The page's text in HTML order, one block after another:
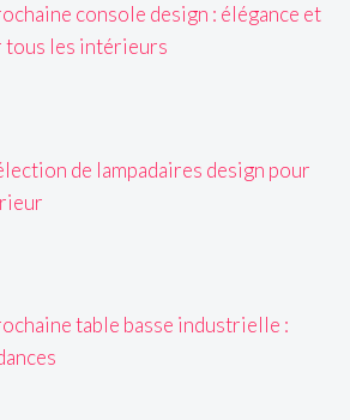
console design : élégance et
les intérieurs
de lampadaires design pour
table basse industrielle :